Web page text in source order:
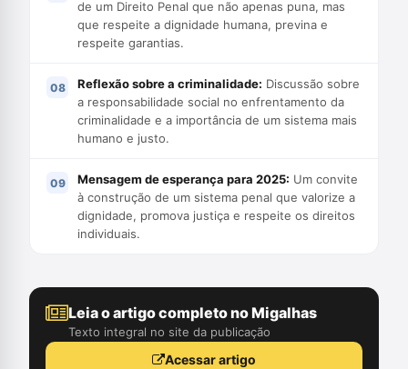
de um Direito Penal que não apenas puna, mas
que respeite a dignidade humana, previna e
respeite garantias.
Reflexão sobre a criminalidade: Discussão sobre
a responsabilidade social no enfrentamento da
criminalidade e a importância de um sistema mais
humano e justo.
Mensagem de esperança para 2025: Um convite
à construção de um sistema penal que valorize a
dignidade, promova justiça e respeite os direitos
individuais.
Leia o artigo completo no Migalhas
Texto integral no site da publicação
Acessar artigo